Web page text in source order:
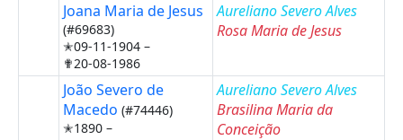
Joana Maria de Jesus
(#69683)
✭09-11-1904 –
✟20-08-1986
Aureliano Severo Alves
Rosa Maria de Jesus
João Severo de
Macedo (#74446)
✭1890 –
Aureliano Severo Alves
Brasilina Maria da
Conceição